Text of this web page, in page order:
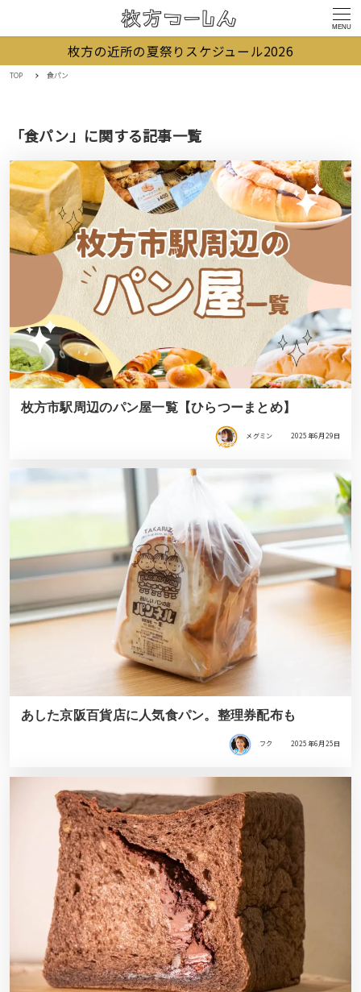
MENU
枚方の近所の夏祭りスケジュール2026
TOP 食パン
「食パン」に関する記事一覧
枚方市駅周辺のパン屋一覧【ひらつーまとめ】
メグミン 2025年6月29日
あした京阪百貨店に人気食パン。整理券配布も
フク 2025年6月25日